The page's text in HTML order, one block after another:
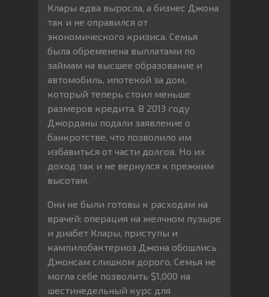
Клары едва выросла, а бизнес Джона
так и не оправился от
экономического кризиса. Семья
была обременена выплатами по
займам на высшее образование и
автомобиль, ипотекой за дом,
который теперь стоил меньше
размеров кредита. В 2013 году
Джорданы подали заявление о
банкротстве, что позволило им
избавиться от части долгов. Но их
доход так и не вернулся к прежним
высотам.
Они не были готовы к расходам на
врачей: операция на желчном пузыре
и диабет Клары, приступы и
кампилобактериоз Джона обошлись
Джонсам слишком дорого. Семья не
могла себе позволить $1,000 на
шестинедельный курс для